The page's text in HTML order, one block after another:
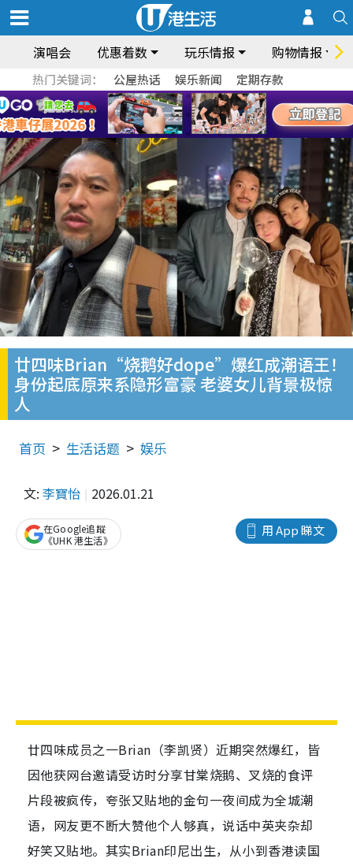
演唱会 优惠着数 玩乐情报 购物情报
热门关键词： 公屋热话 娱乐新闻 定期存款
廿四味Brian“烧鹅好dope”爆红成潮语王！
身份起底原来系隐形富豪 老婆女儿背景极惊
人
首页 生活话题 娱乐
文: 李寶怡 2026.01.21
用 App 睇文
在Google追蹤
《UHK 港生活》
廿四味成员之一Brian（李凯贤）近期突然爆红，皆
因他获网台邀请受访时分享甘棠烧鹅、叉烧的食评
片段被疯传，夸张又贴地的金句一夜间成为全城潮
语，网友更不断大赞他个人够真，说话中英夹杂却
好笑又贴地。其实Brian印尼出生，从小到香港读国